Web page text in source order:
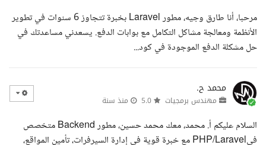
مرحبا، أنا طارق وجيه، مطور Laravel بخبرة تتجاوز 6 سنوات في تطوير
الأنظمة ومعالجة مشاكل التكامل مع بوابات الدفع. يسعدني مساعدتك في
حل مشكلة الدفع الموجودة في كود...
محمد ح.
مهندس برمجيات منذ سنة
السلام عليكم أ. محمد، معك محمد حسين، مطور Backend متخصص
فيPHP/Laravel مع خبرة قوية في إدارة السيرفرات، تأمين المواقع،